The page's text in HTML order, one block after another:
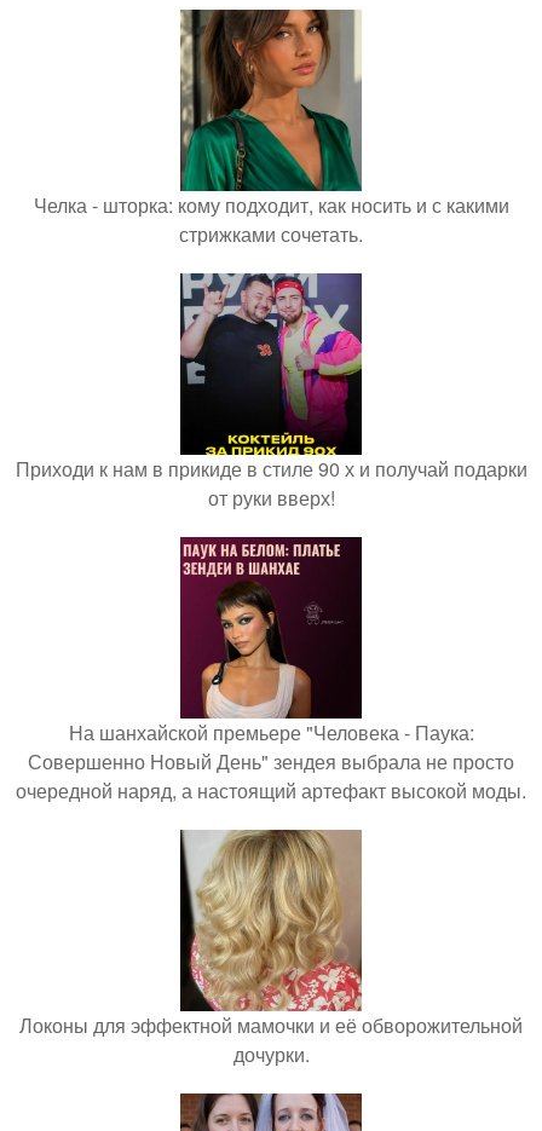
Челка - шторка: кому подходит, как носить и с какими
стрижками сочетать.
Приходи к нам в прикиде в стиле 90 х и получай подарки
от руки вверх!
На шанхайской премьере "Человека - Паука:
Совершенно Новый День" зендея выбрала не просто
очередной наряд, а настоящий артефакт высокой моды.
Локоны для эффектной мамочки и её обворожительной
дочурки.